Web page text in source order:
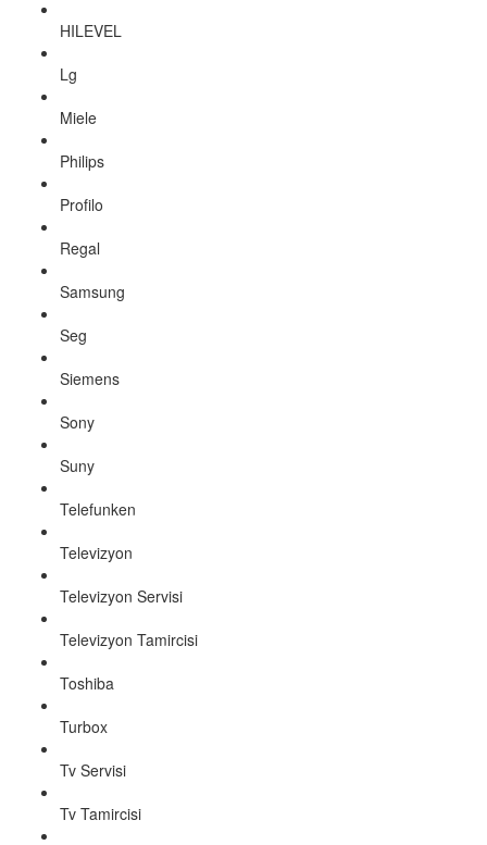
HILEVEL
Lg
Miele
Philips
Profilo
Regal
Samsung
Seg
Siemens
Sony
Suny
Telefunken
Televizyon
Televizyon Servisi
Televizyon Tamircisi
Toshiba
Turbox
Tv Servisi
Tv Tamircisi